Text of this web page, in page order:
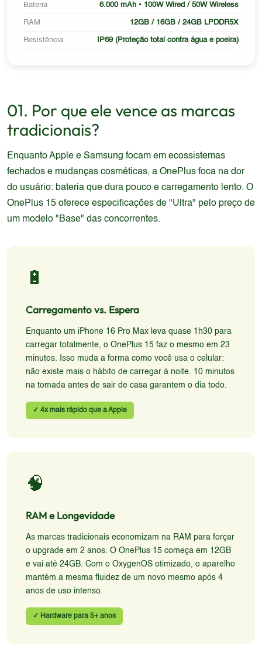
Bateria 6.000 mAh • 100W Wired / 50W Wireless
RAM 12GB / 16GB / 24GB LPDDR5X
Resistência IP69 (Proteção total contra água e poeira)
01. Por que ele vence as marcas
tradicionais?
Enquanto Apple e Samsung focam em ecossistemas
fechados e mudanças cosméticas, a OnePlus foca na dor
do usuário: bateria que dura pouco e carregamento lento. O
OnePlus 15 oferece especificações de "Ultra" pelo preço de
um modelo "Base" das concorrentes.
🔋
Carregamento vs. Espera
Enquanto um iPhone 16 Pro Max leva quase 1h30 para
carregar totalmente, o OnePlus 15 faz o mesmo em 23
minutos. Isso muda a forma como você usa o celular:
não existe mais o hábito de carregar à noite. 10 minutos
na tomada antes de sair de casa garantem o dia todo.
✓ 4x mais rápido que a Apple
🧠
RAM e Longevidade
As marcas tradicionais economizam na RAM para forçar
o upgrade em 2 anos. O OnePlus 15 começa em 12GB
e vai até 24GB. Com o OxygenOS otimizado, o aparelho
mantém a mesma fluidez de um novo mesmo após 4
anos de uso intenso.
✓ Hardware para 5+ anos